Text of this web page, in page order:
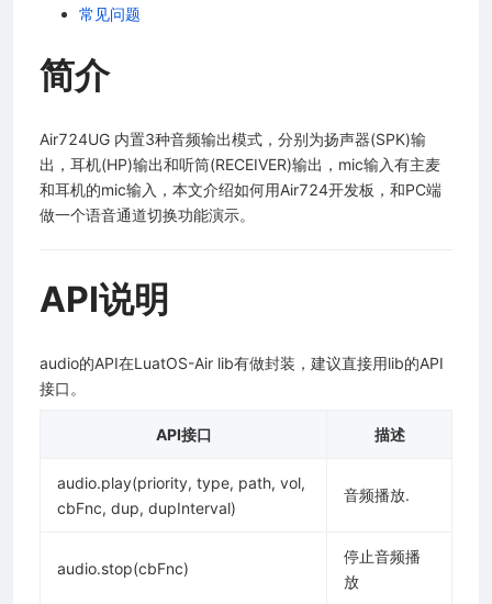
常见问题
简介
Air724UG 内置3种音频输出模式，分别为扬声器(SPK)输
出，耳机(HP)输出和听筒(RECEIVER)输出，mic输入有主麦
和耳机的mic输入，本文介绍如何用Air724开发板，和PC端
做一个语音通道切换功能演示。
API说明
audio的API在LuatOS-Air lib有做封装，建议直接用lib的API
接口。
API接口 描述
audio.play(priority, type, path, vol,
cbFnc, dup, dupInterval)
音频播放.
audio.stop(cbFnc)
停止音频播
放